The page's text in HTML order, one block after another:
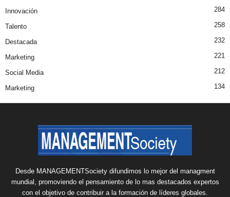
Innovación 284
Talento 258
Destacada 232
Marketing 221
Social Media 212
Marketing 134
Desde MANAGEMENTSociety difundimos lo mejor del managment
mundial, promoviendo el pensamiento de lo mas destacados expertos
con el objetivo de contribuir a la formación de líderes globales.